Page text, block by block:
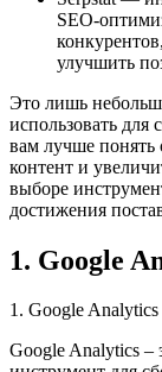
SEO-
улучшить
Это лишь
использовать
вам лучше понять
контент и
выборе
достижения
1. Google
1. Google Analytics
Google Analytics